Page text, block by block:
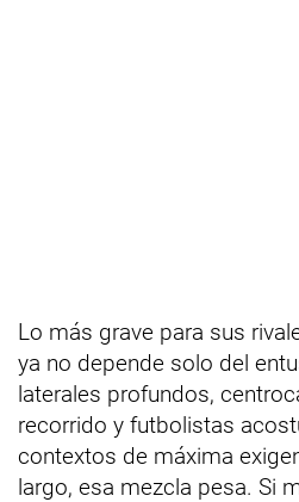
Lo más grave para sus
ya no depende solo del
laterales profundos,
recorrido y futbolistas
contextos de máxima
largo, esa mezcla pesa. Si